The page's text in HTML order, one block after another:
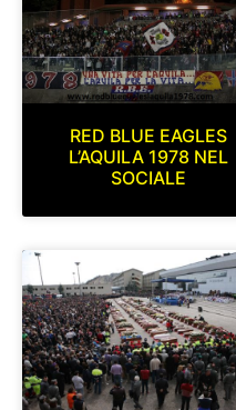
RED BLUE EAGLES
L’AQUILA 1978 NEL
SOCIALE